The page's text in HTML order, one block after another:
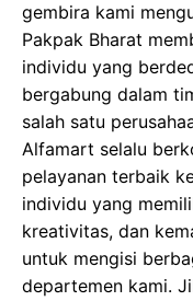
gembira kami
Pakpak Bharat
individu yang
bergabung dalam
salah satu
Alfamart selalu
pelayanan terbaik
individu yang
kreativitas, dan
untuk mengisi
departemen kami.